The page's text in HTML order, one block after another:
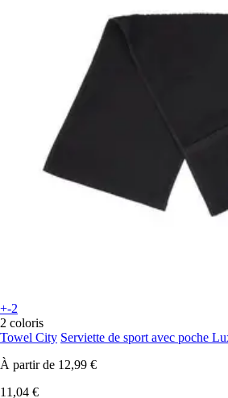
+-2
2 coloris
Towel City Serviette de sport avec poche
À partir de 12,99 €
11,04 €